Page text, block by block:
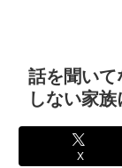
話を聞い
しない家
X